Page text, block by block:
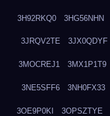
3H92RKQ0 3HG56NHN
3JRQV2TE 3JX0QDYF
3MOCREJ1 3MX1P1T9
3NE5SFF6 3NH0FX33
3OE9P0KI 3OPSZTYE